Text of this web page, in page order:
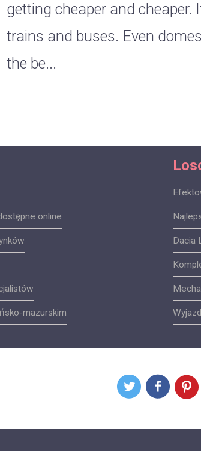
getting cheaper and
trains and buses. Even
the be...
online
mazurskim
Dacia